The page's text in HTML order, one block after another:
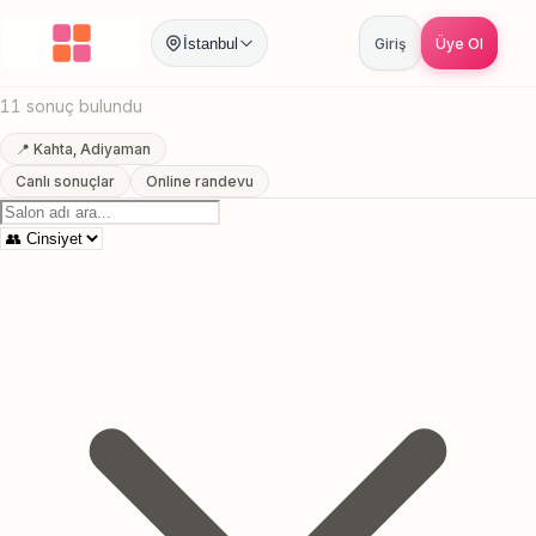
İstanbul Giriş Üye Ol
Anasayfa / Adiyaman / Protez Tirnak
Kahta, Adiyaman Protez Tirnak
11 sonuç bulundu
📍 Kahta, Adiyaman
Canlı sonuçlar
Online randevu